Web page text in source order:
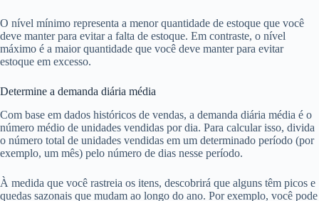
O nível mínimo representa a menor quantidade de estoque que você
deve manter para evitar a falta de estoque. Em contraste, o nível
máximo é a maior quantidade que você deve manter para evitar
estoque em excesso.
Determine a demanda diária média
Com base em dados históricos de vendas, a demanda diária média é o
número médio de unidades vendidas por dia. Para calcular isso, divida
o número total de unidades vendidas em um determinado período (por
exemplo, um mês) pelo número de dias nesse período.
À medida que você rastreia os itens, descobrirá que alguns têm picos e
quedas sazonais que mudam ao longo do ano. Por exemplo, você pode